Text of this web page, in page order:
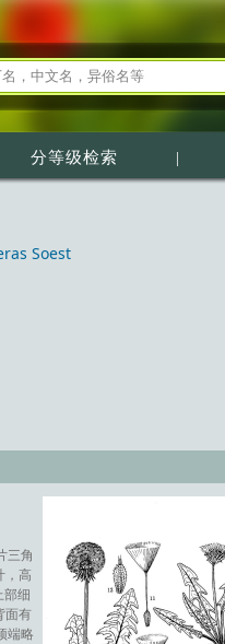
分等级检索 |
Soest
三角
，高
细
面有
端略